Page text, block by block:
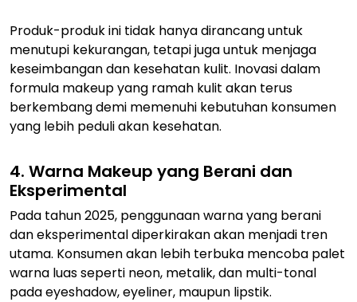
Produk-produk ini tidak hanya dirancang untuk
menutupi kekurangan, tetapi juga untuk menjaga
keseimbangan dan kesehatan kulit. Inovasi dalam
formula makeup yang ramah kulit akan terus
berkembang demi memenuhi kebutuhan konsumen
yang lebih peduli akan kesehatan.
4. Warna Makeup yang Berani dan
Eksperimental
Pada tahun 2025, penggunaan warna yang berani
dan eksperimental diperkirakan akan menjadi tren
utama. Konsumen akan lebih terbuka mencoba palet
warna luas seperti neon, metalik, dan multi-tonal
pada eyeshadow, eyeliner, maupun lipstik.